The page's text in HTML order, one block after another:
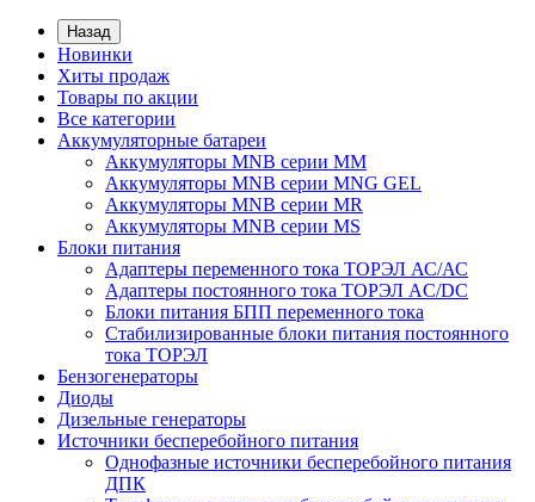
Назад
Новинки
Хиты продаж
Товары по акции
Все категории
Аккумуляторные батареи
Аккумуляторы MNB серии MM
Аккумуляторы MNB серии MNG GEL
Аккумуляторы MNB серии MR
Аккумуляторы MNB серии MS
Блоки питания
Адаптеры переменного тока ТОРЭЛ АС/АС
Адаптеры постоянного тока ТОРЭЛ AC/DC
Блоки питания БПП переменного тока
Стабилизированные блоки питания постоянного
тока ТОРЭЛ
Бензогенераторы
Диоды
Дизельные генераторы
Источники бесперебойного питания
Однофазные источники бесперебойного питания
ДПК